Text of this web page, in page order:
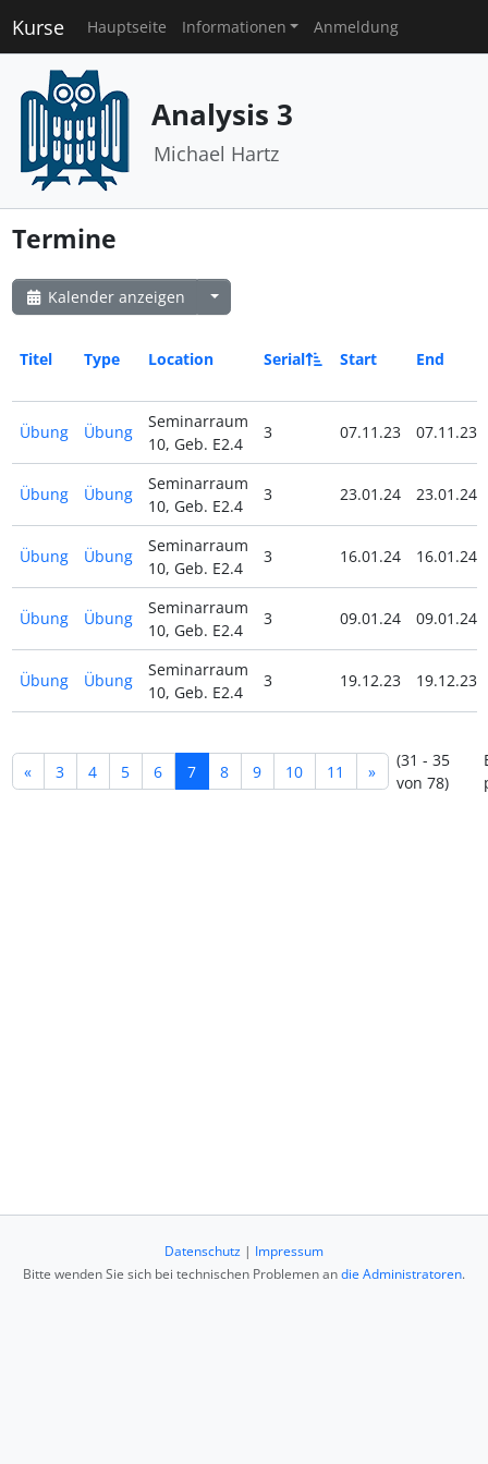
Kurse Hauptseite Informationen Anmeldung
Analysis 3
Michael Hartz
Termine
Kalender anzeigen
Titel Type Location Serial Start End
Übung Übung
Seminarraum
10, Geb. E2.4
3 07.11.23 07.11.23
Übung Übung
Seminarraum
10, Geb. E2.4
3 23.01.24 23.01.24
Übung Übung
Seminarraum
10, Geb. E2.4
3 16.01.24 16.01.24
Übung Übung
Seminarraum
10, Geb. E2.4
3 09.01.24 09.01.24
Übung Übung
Seminarraum
10, Geb. E2.4
3 19.12.23 19.12.23
« 3 4 5 6 7 8 9 10 11 »
(31 - 35
von 78)
Datenschutz | Impressum
Bitte wenden Sie sich bei technischen Problemen andie Administratoren.